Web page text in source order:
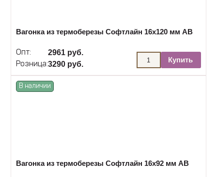
Вагонка из термоберезы Софтлайн 16х120 мм АВ
Опт: 2961 руб.
Розница:3290 руб.
Купить
В наличии
Вагонка из термоберезы Софтлайн 16х92 мм АВ